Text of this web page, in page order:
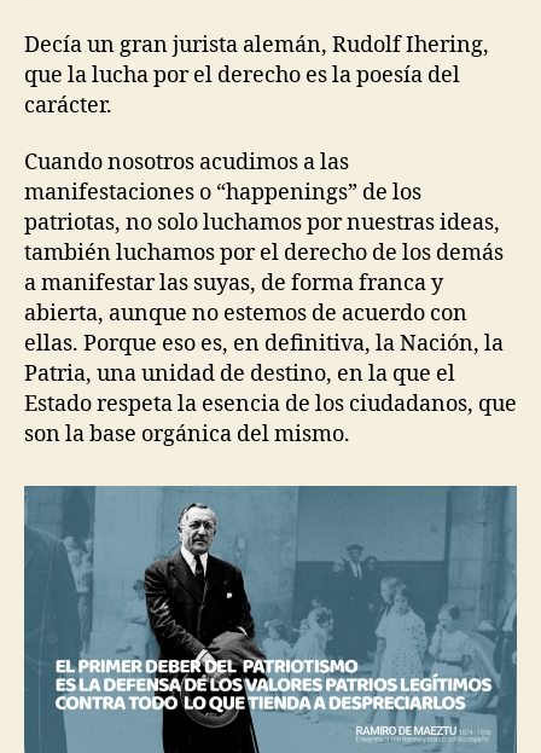
Decía un gran jurista alemán, Rudolf Ihering,
que la lucha por el derecho es la poesía del
carácter.
Cuando nosotros acudimos a las
manifestaciones o “happenings” de los
patriotas, no solo luchamos por nuestras ideas,
también luchamos por el derecho de los demás
a manifestar las suyas, de forma franca y
abierta, aunque no estemos de acuerdo con
ellas. Porque eso es, en definitiva, la Nación, la
Patria, una unidad de destino, en la que el
Estado respeta la esencia de los ciudadanos, que
son la base orgánica del mismo.